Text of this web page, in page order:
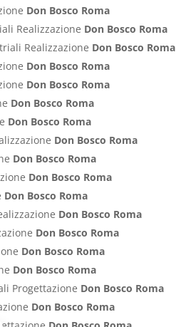
Don Bosco Roma
Realizzazione Don Bosco Roma
Realizzazione Don Bosco Roma
Don Bosco Roma
Don Bosco Roma
Don Bosco Roma
Don Bosco Roma
Don Bosco Roma
Don Bosco Roma
Don Bosco Roma
Don Bosco Roma
Don Bosco Roma
Don Bosco Roma
Don Bosco Roma
Don Bosco Roma
Progettazione Don Bosco Roma
Don Bosco Roma